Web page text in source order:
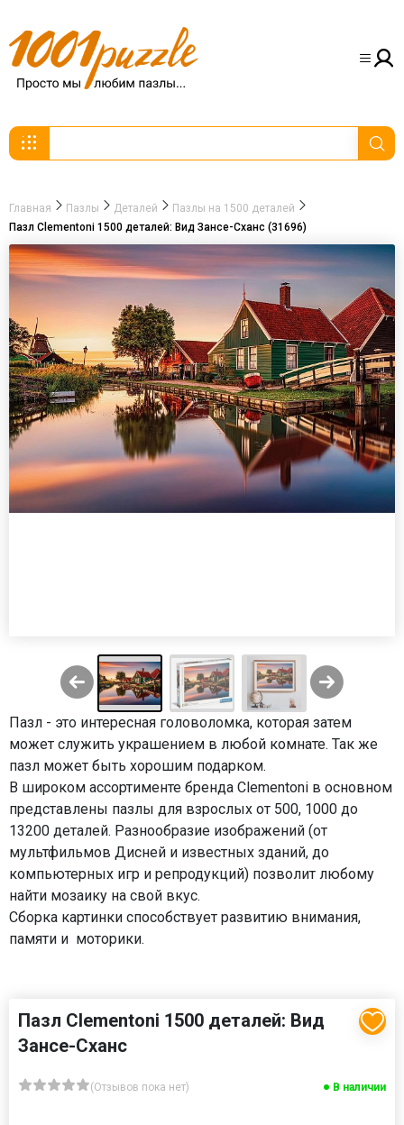
Главная Пазлы Деталей
Пазлы на 1500 деталей
Пазл Clementoni 1500 деталей: Вид Зансе-Сханс (31696)
Пазл - это интересная головоломка, которая затем
может служить украшением в любой комнате. Так же
пазл может быть хорошим подарком.
В широком ассортименте бренда Clementoni в основном
представлены пазлы для взрослых от 500, 1000 до
13200 деталей. Разнообразие изображений (от
мультфильмов Дисней и известных зданий, до
компьютерных игр и репродукций) позволит любому
найти мозаику на свой вкус.
Сборка картинки способствует развитию внимания,
памяти и моторики.
Пазл Clementoni 1500 деталей: Вид
Зансе-Сханс
(Отзывов пока нет) В наличии